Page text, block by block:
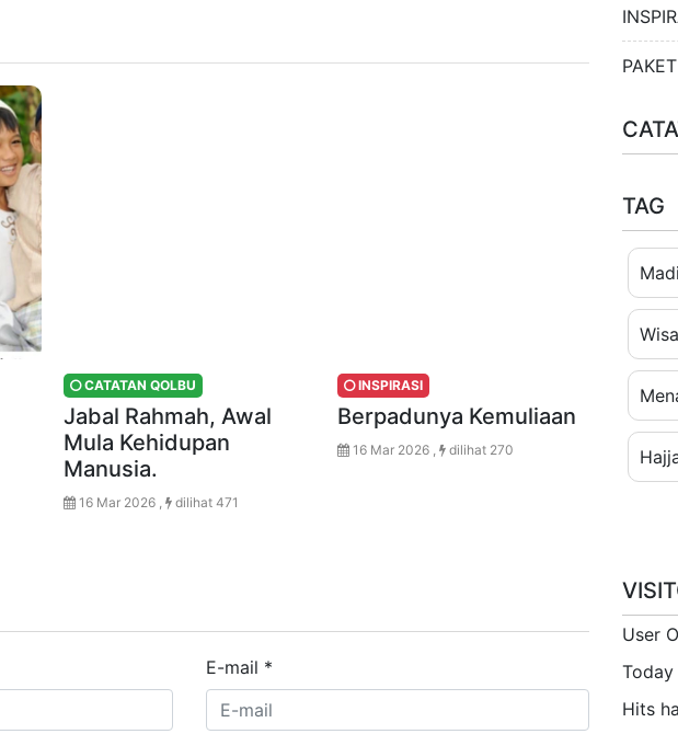
CATATAN QOLBU
Jabal Rahmah, Awal
Mula Kehidupan
Manusia.
16 Mar 2026 , dilihat 471
INSPIRASI
Berpadunya Kemuliaan
16 Mar 2026 , dilihat 270
E-mail *
TAG
User
Hits